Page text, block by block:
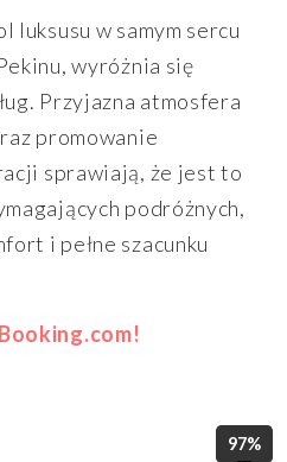
luksusu w samym sercu
wyróżnia się
Przyjazna atmosfera
promowanie
sprawiają, że jest to
podróżnych,
i pełne szacunku
97%